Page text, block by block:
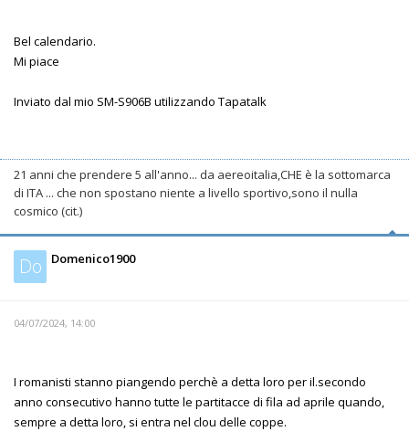
Bel calendario.
Mi piace
Inviato dal mio SM-S906B utilizzando Tapatalk
21 anni che prendere 5 all'anno... da aereoitalia,CHE è la sottomarca
di ITA ... che non spostano niente a livello sportivo,sono il nulla
cosmico (cit.)
Do Domenico1900
04/07/2024, 14:00
I romanisti stanno piangendo perchè a detta loro per il.secondo
anno consecutivo hanno tutte le partitacce di fila ad aprile quando,
sempre a detta loro, si entra nel clou delle coppe.